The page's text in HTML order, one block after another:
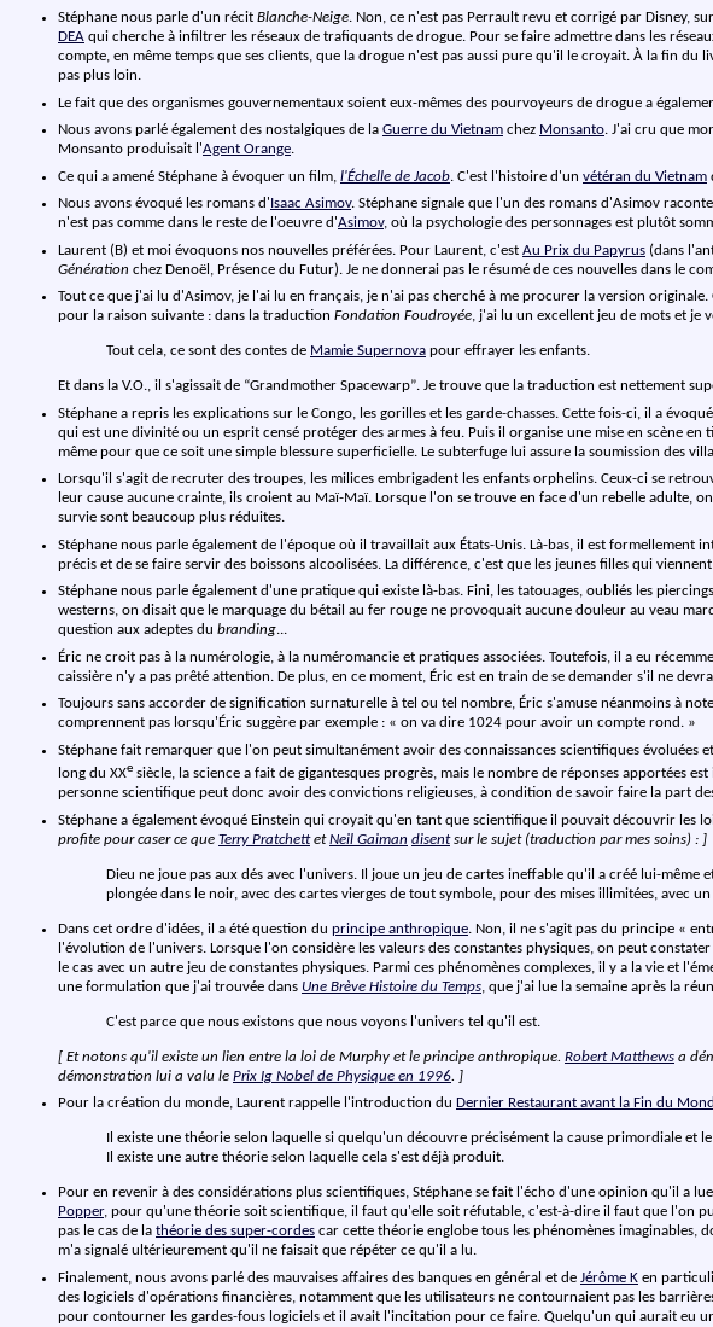
Stéphane nous parle d'un récit Blanche-Neige. Non, ce n'est pas Perrault revu et corrigé par Disney,
DEA qui cherche à infiltrer les réseaux de trafiquants de drogue. Pour se faire admettre dans les
compte, en même temps que ses clients, que la drogue n'est pas aussi pure qu'il le croyait. À la fin
pas plus loin.
Le fait que des organismes gouvernementaux soient eux-mêmes des pourvoyeurs de drogue a
Nous avons parlé également des nostalgiques de la Guerre du Vietnam chez Monsanto. J'ai cru que
Monsanto produisait l'Agent Orange.
Ce qui a amené Stéphane à évoquer un film, l'Échelle de Jacob. C'est l'histoire d'un vétéran du Vietnam
Nous avons évoqué les romans d' Isaac Asimov. Stéphane signale que l'un des romans d'Asimov
n'est pas comme dans le reste de l'oeuvre d'Asimov, où la psychologie des personnages est plutôt
Laurent (B) et moi évoquons nos nouvelles préférées. Pour Laurent, c'est Au Prix du Papyrus (dans
Génération chez Denoël, Présence du Futur). Je ne donnerai pas le résumé de ces nouvelles dans le
Tout ce que j'ai lu d'Asimov, je l'ai lu en français, je n'ai pas cherché à me procurer la version
pour la raison suivante : dans la traduction Fondation Foudroyée, j'ai lu un excellent jeu de mots et je
Tout cela, ce sont des contes de Mamie Supernova pour effrayer les enfants.
Et dans la V.O., il s'agissait de Grandmother Spacewarp . Je trouve que la traduction est nettement
Stéphane a repris les explications sur le Congo, les gorilles et les garde-chasses. Cette fois-ci, il a
qui est une divinité ou un esprit censé protéger des armes à feu. Puis il organise une mise en scène
même pour que ce soit une simple blessure superficielle. Le subterfuge lui assure la soumission des
Lorsqu'il s'agit de recruter des troupes, les milices embrigadent les enfants orphelins. Ceux-ci se
leur cause aucune crainte, ils croient au Maï-Maï. Lorsque l'on se trouve en face d'un rebelle adulte,
survie sont beaucoup plus réduites.
Stéphane nous parle également de l'époque où il travaillait aux États-Unis. Là-bas, il est
précis et de se faire servir des boissons alcoolisées. La différence, c'est que les jeunes filles qui
Stéphane nous parle également d'une pratique qui existe là-bas. Fini, les tatouages, oubliés les
westerns, on disait que le marquage du bétail au fer rouge ne provoquait aucune douleur au veau
question aux adeptes du branding...
Éric ne croit pas à la numérologie, à la numéromancie et pratiques associées. Toutefois, il a eu
caissière n'y a pas prêté attention. De plus, en ce moment, Éric est en train de se demander s'il ne
Toujours sans accorder de signification surnaturelle à tel ou tel nombre, Éric s'amuse néanmoins à
comprennent pas lorsqu'Éric suggère par exemple : « on va dire 1024 pour avoir un compte rond. »
Stéphane fait remarquer que l'on peut simultanément avoir des connaissances scientifiques
long du XXe siècle, la science a fait de gigantesques progrès, mais le nombre de réponses apportées
personne scientifique peut donc avoir des convictions religieuses, à condition de savoir faire la part
Stéphane a également évoqué Einstein qui croyait qu'en tant que scientifique il pouvait découvrir les
profite pour caser ce que Terry PratchettetNeil Gaiman disentsur le sujet (traduction par mes soins) : ]
Dieu ne joue pas aux dés avec l'univers. Il joue un jeu de cartes ineffable qu'il a créé lui-
plongée dans le noir, avec des cartes vierges de tout symbole, pour des mises illimitées, avec
Dans cet ordre d'idées, il a été question du principe anthropique. Non, il ne s'agit pas du principe «
l'évolution de l'univers. Lorsque l'on considère les valeurs des constantes physiques, on peut
le cas avec un autre jeu de constantes physiques. Parmi ces phénomènes complexes, il y a la vie et
une formulation que j'ai trouvée dans Une Brève Histoire du Temps, que j'ai lue la semaine après la
C'est parce que nous existons que nous voyons l'univers tel qu'il est.
[ Et notons qu'il existe un lien entre la loi de Murphy et le principe anthropique. Robert Matthews a
démonstration lui a valu le Prix Ig Nobel de Physique en 1996. ]
Pour la création du monde, Laurent rappelle l'introduction du Dernier Restaurant avant la Fin du
Il existe une théorie selon laquelle si quelqu'un découvre précisément la cause primordiale
Il existe une autre théorie selon laquelle cela s'est déjà produit.
Pour en revenir à des considérations plus scientifiques, Stéphane se fait l'écho d'une opinion qu'il a
Popper, pour qu'une théorie soit scientifique, il faut qu'elle soit réfutable, c'est-à-dire il faut que l'on
pas le cas de la théorie des super-cordes car cette théorie englobe tous les phénomènes imaginables,
m'a signalé ultérieurement qu'il ne faisait que répéter ce qu'il a lu.
Finalement, nous avons parlé des mauvaises affaires des banques en général et de Jérôme K en
des logiciels d'opérations financières, notamment que les utilisateurs ne contournaient pas les
pour contourner les gardes-fous logiciels et il avait l'incitation pour ce faire. Quelqu'un qui aurait eu